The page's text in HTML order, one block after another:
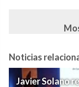
Noticias
Javier Solano